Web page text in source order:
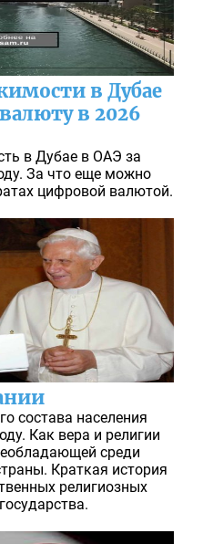
в Дубае
в 2026
в Дубае в ОАЭ за
За что еще можно
цифровой валютой.
состава населения
Как вера и религии
среди
Краткая история
религиозных